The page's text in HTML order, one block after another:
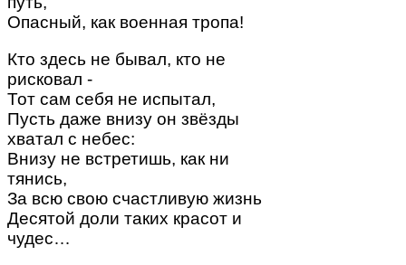
Опасный, как военная тропа!
Кто здесь не бывал, кто не
рисковал -
Тот сам себя не испытал,
Пусть даже внизу он звёзды
хватал с небес:
Внизу не встретишь, как ни
тянись,
За всю свою счастливую жизнь
Десятой доли таких красот и
чудес…